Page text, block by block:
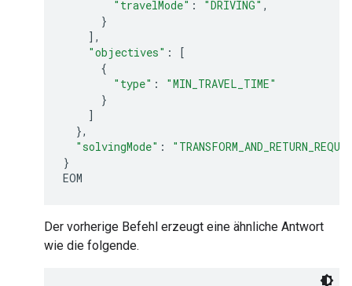
"travelMode" : "DRIVING" ,
}
],
"objectives" :
[
{
"type" :
"MIN_TRAVEL_TIME"
}
]
},
"solvingMode" :
}
EOM
Der vorherige Befehl erzeugt eine ähnliche Antwort
wie die folgende.